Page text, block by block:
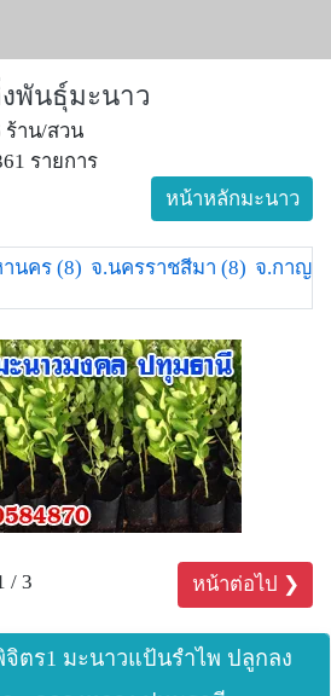
พันธุ์มะนาว
ร้าน/สวน
รายการ
หน้าหลักมะนาว
นคร (8) จ.นครราชสีมา (8) จ.กาญจ
/ 3 หน้าต่อไป ❯
ตร1 มะนาวแป้นรำไพ ปลูกลง